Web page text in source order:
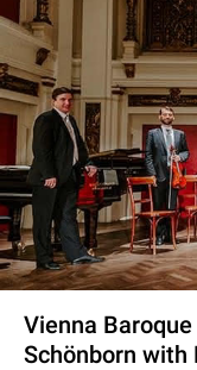
Vienna
Schönborn with